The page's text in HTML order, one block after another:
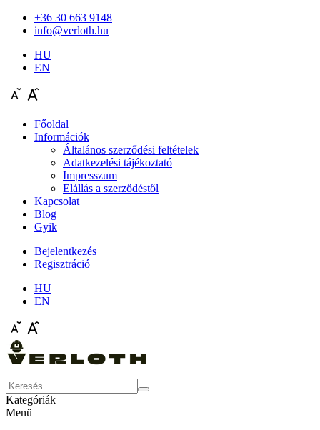
+36 30 663 9148
info@verloth.hu
HU
EN
Főoldal
Információk
Általános szerződési feltételek
Adatkezelési tájékoztató
Impresszum
Elállás a szerződéstől
Kapcsolat
Blog
Gyik
Bejelentkezés
Regisztráció
HU
EN
Kategóriák
Menü